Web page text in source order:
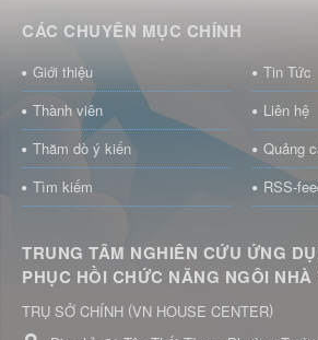
CÁC CHUYÊN MỤC CHÍNH
Giới thiệu
Tin Tức
Thành viên
Liên hệ
Thăm dò ý kiến
Quảng
Tìm kiếm
RSS-
TRUNG TÂM NGHIÊN CỨU ỨNG
PHỤC HỒI CHỨC NĂNG NGÔI NHÀ
TRỤ SỞ CHÍNH (VN HOUSE CENTER)